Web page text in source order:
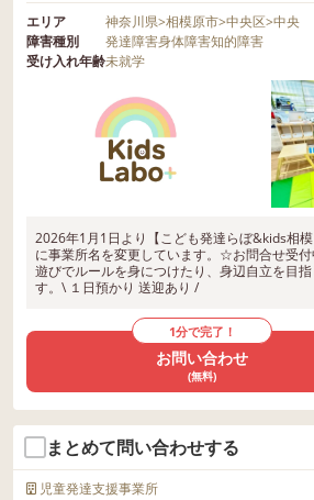
エリア 神奈川県>相模原市>中央区>中央
障害種別
発達障害身体障害知的障害
受け入れ年齢未就学
2026年1月1日より【こども発達らぼ&kids相模
に事業所名を変更しています。☆お問合せ受
遊びでルールを身につけたり、身辺自立を目
す。\ １日預かり 送迎あり /
1分で完了！
お問い合わせ
(無料)
まとめて問い合わせする
児童発達支援事業所